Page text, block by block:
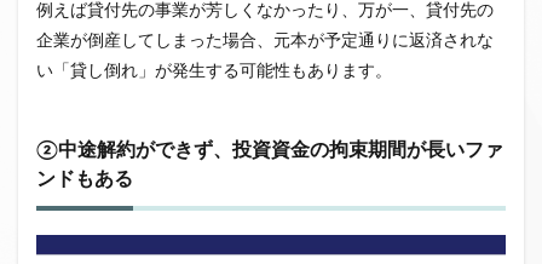
例えば貸付先の事業が芳しくなかったり、万が一、貸付先の
企業が倒産してしまった場合、元本が予定通りに返済されな
い「貸し倒れ」が発生する可能性もあります。
②中途解約ができず、投資資金の拘束期間が長いファ
ンドもある